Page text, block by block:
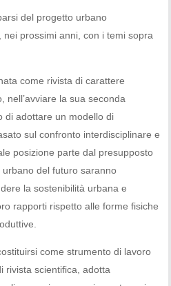
del progetto urbano
prossimi anni, con i temi sopra
come rivista di carattere
nell’avviare la sua seconda
di adottare un modello di
sul confronto interdisciplinare e
posizione parte dal presupposto
del futuro saranno
la sostenibilità urbana e
rapporti rispetto alle forme fisiche
come strumento di lavoro
rivista scientifica, adotta